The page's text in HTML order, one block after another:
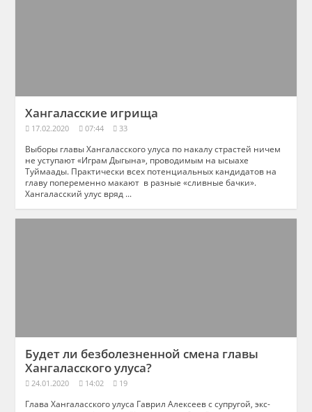
Хангаласские игрища
17.02.2020 07:44 33
Выборы главы Хангаласского улуса по накалу страстей ничем
не уступают «Играм Дыгына», проводимым на ысыахе
Туймаады. Практически всех потенциальных кандидатов на
главу попеременно макают в разные «сливные бачки».
Хангаласский улус вряд ...
Будет ли безболезненной смена главы
Хангаласского улуса?
24.01.2020 14:02 19
Глава Хангаласского улуса Гаврил Алексеев с супругой, экс-